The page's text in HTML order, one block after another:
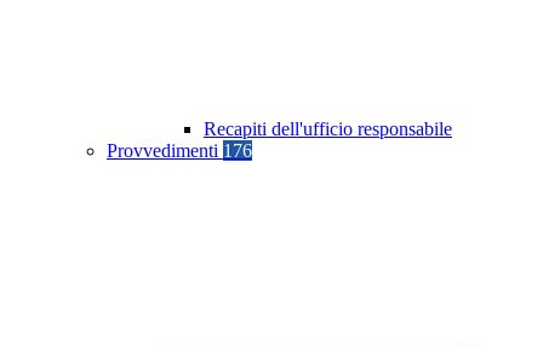
Recapiti dell'ufficio responsabile
Provvedimenti 176